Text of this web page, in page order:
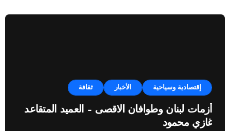
إقتصادية وسياحية الأخبار ثقافة
أزمات لبنان وطوافان الاقصى – العميد المتقاعد
غازي محمود